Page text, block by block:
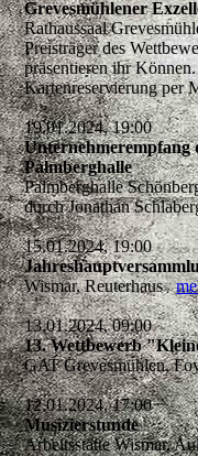
Grevesmühlener
Rathaussaal
Preisträger des
präsentieren ihr
Kartenreservierung
19.01.2024, 19:00
Unternehmerempfang
Palmberghalle
Palmberghalle
durch Jonathan
15.01.2024, 19:00
Wismar, Reuterhaus
13.01.2024, 09:00
13. Wettbewerb
GAT Grevesmühlen,
12.01.2024, 17:00
Musizierstunde
Arbeitsstätte Wismar,